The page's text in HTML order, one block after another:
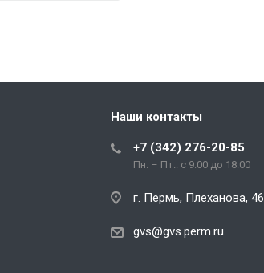
Наши контакты
+7 (342) 276-20-85
Пн. – Пт.: с 9:00 до 18:00
г. Пермь, Плеханова, 46
gvs@gvs.perm.ru